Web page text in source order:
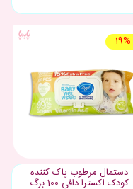
19%
دستمال مرطوب پاک کننده
کودک اکسترا دافی 100 برگ